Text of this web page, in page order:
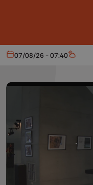
Aujourd'hui
07/08/26 - 07:40 Météo